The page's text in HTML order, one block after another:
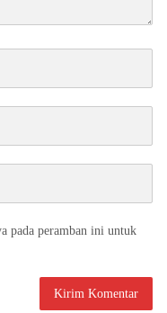
pada peramban ini untuk